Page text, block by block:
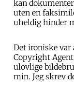
kan
uten en
uheldig hinder
Det ironiske var
Copyright
ulovlige
min. Jeg skrev